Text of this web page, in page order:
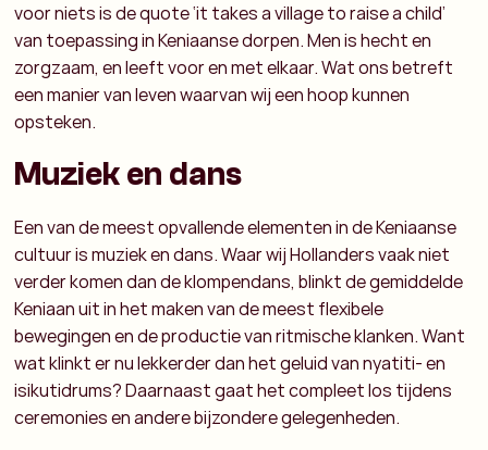
voor niets is de quote ‘it takes a village to raise a child’
van toepassing in Keniaanse dorpen. Men is hecht en
zorgzaam, en leeft voor en met elkaar. Wat ons betreft
een manier van leven waarvan wij een hoop kunnen
opsteken.
Muziek en dans
Een van de meest opvallende elementen in deKeniaanse
cultuur is muziek en dans. Waar wij Hollanders vaak niet
verder komen dan de klompendans, blinkt de gemiddelde
Keniaan uit in het maken van de meest flexibele
bewegingen en de productie van ritmische klanken. Want
wat klinkt er nu lekkerder dan het geluid van nyatiti- en
isikutidrums? Daarnaast gaat het compleet los tijdens
ceremonies en andere bijzondere gelegenheden.